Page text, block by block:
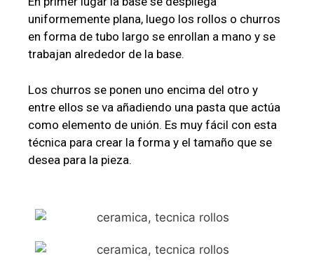
uniformemente plana, luego los rollos o churros
en forma de tubo largo se enrollan a mano y se
trabajan alrededor de la base.
Los churros se ponen uno encima del otro y
entre ellos se va añadiendo una pasta que actúa
como elemento de unión. Es muy fácil con esta
técnica para crear la forma y el tamaño que se
desea para la pieza.